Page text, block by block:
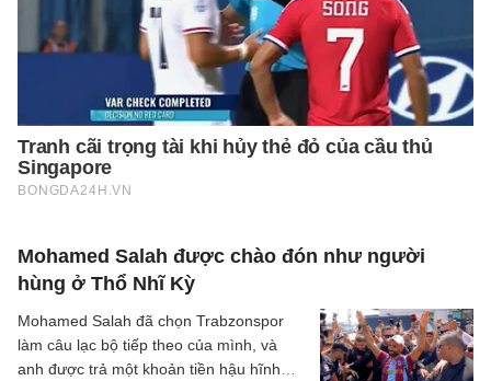
Mohamed Salah được chào đón như người
hùng ở Thổ Nhĩ Kỳ
Mohamed Salah đã chọn Trabzonspor
làm câu lạc bộ tiếp theo của mình, và
anh được trả một khoản tiền hậu hĩnh